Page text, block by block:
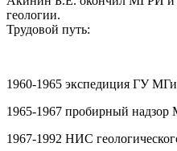
геологии.
Трудовой путь:
1960-1965 экспедиция ГУ
1965-1967 пробирный
1967-1992 НИС